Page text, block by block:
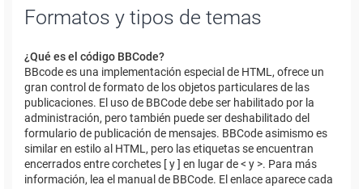
Formatos y tipos de temas
¿Qué es el código BBCode?
BBcode es una implementación especial de HTML, ofrece un
gran control de formato de los objetos particulares de las
publicaciones. El uso de BBCode debe ser habilitado por la
administración, pero también puede ser deshabilitado del
formulario de publicación de mensajes. BBCode asimismo es
similar en estilo al HTML, pero las etiquetas se encuentran
encerrados entre corchetes [ y ] en lugar de < y >. Para más
información, lea el manual de BBCode. El enlace aparece cada